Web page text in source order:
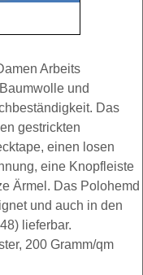
Arbeits
und
Das
gestrickten
einen losen
eine Knopfleiste
Ärmel. Das Polohemd
und auch in den
lieferbar.
200 Gramm/qm